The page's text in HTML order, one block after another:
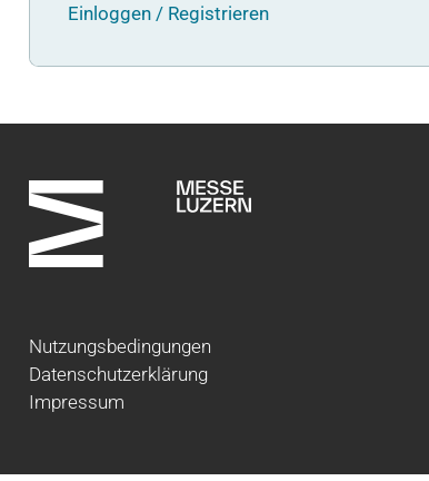
Einloggen / Registrieren
Nutzungsbedingungen
Datenschutzerklärung
Impressum